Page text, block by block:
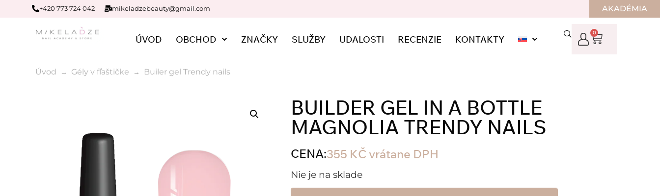
+420 773 724 042 mikeladzebeauty@gmail.com AKADÉMIA
ÚVOD OBCHOD ZNAČKY SLUŽBY UDALOSTI RECENZIE KONTAKTY
0
Úvod Gély v fľaštičke Builer gel Trendy nails
BUILDER GEL IN A BOTTLE
MAGNOLIA TRENDY NAILS
CENA:355 KČ vrátane DPH
Nie je na sklade